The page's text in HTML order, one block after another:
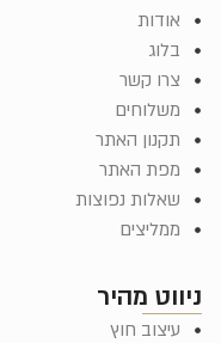
ניווט מהיר
עיצוב חוץ
אודות
בלוג
צרו קשר
משלוחים
תקנון האתר
מפת האתר
שאלות נפוצות
ממליצים